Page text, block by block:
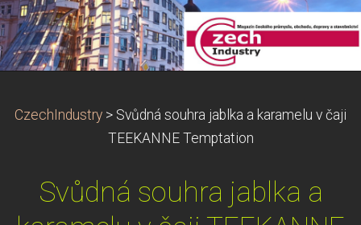
CzechIndustry > Svůdná souhra jablka a karamelu v čaji
TEEKANNE Temptation
Svůdná souhra jablka a